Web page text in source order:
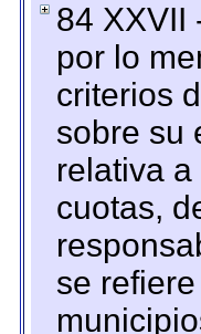
84 XXVII
por lo
criterios
sobre su
relativa
cuotas,
se